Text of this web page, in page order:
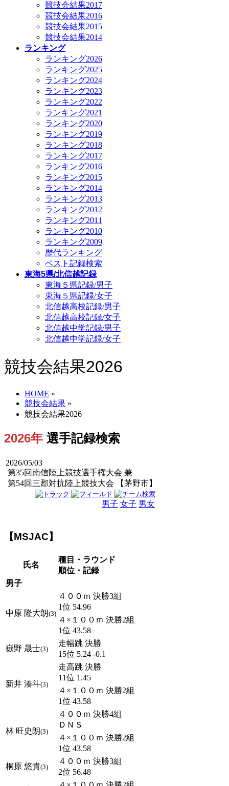
競技会結果2017
競技会結果2016
競技会結果2015
競技会結果2014
ランキング
ランキング2026
ランキング2025
ランキング2024
ランキング2023
ランキング2022
ランキング2021
ランキング2020
ランキング2019
ランキング2018
ランキング2017
ランキング2016
ランキング2015
ランキング2014
ランキング2013
ランキング2012
ランキング2011
ランキング2010
ランキング2009
歴代ランキング
ベスト記録検索
東海5県/北信越記録
東海５県記録/男子
東海５県記録/女子
北信越高校記録/男子
北信越高校記録/女子
北信越中学記録/男子
北信越中学記録/女子
競技会結果2026
HOME »
競技会結果 »
競技会結果2026
2026年 選手記録検索
2026/05/03
第35回南信陸上競技選手権大会 兼
第54回三郡対抗陸上競技大会 【茅野市】
男子 女子 男女
【MSJAC】
氏名
種目・ラウンド
順位・記録
男子
中原 隆大朗(3)
４００ｍ 決勝3組
1位 54.96
４×１００ｍ 決勝2組
1位 43.58
嶽野 晟士(3)
走幅跳 決勝
15位 5.24 -0.1
新井 湊斗(3)
走高跳 決勝
11位 1.45
４×１００ｍ 決勝2組
1位 43.58
林 旺史朗(3)
４００ｍ 決勝4組
ＤＮＳ
４×１００ｍ 決勝2組
1位 43.58
桐原 悠貴(3)
４００ｍ 決勝3組
2位 56.48